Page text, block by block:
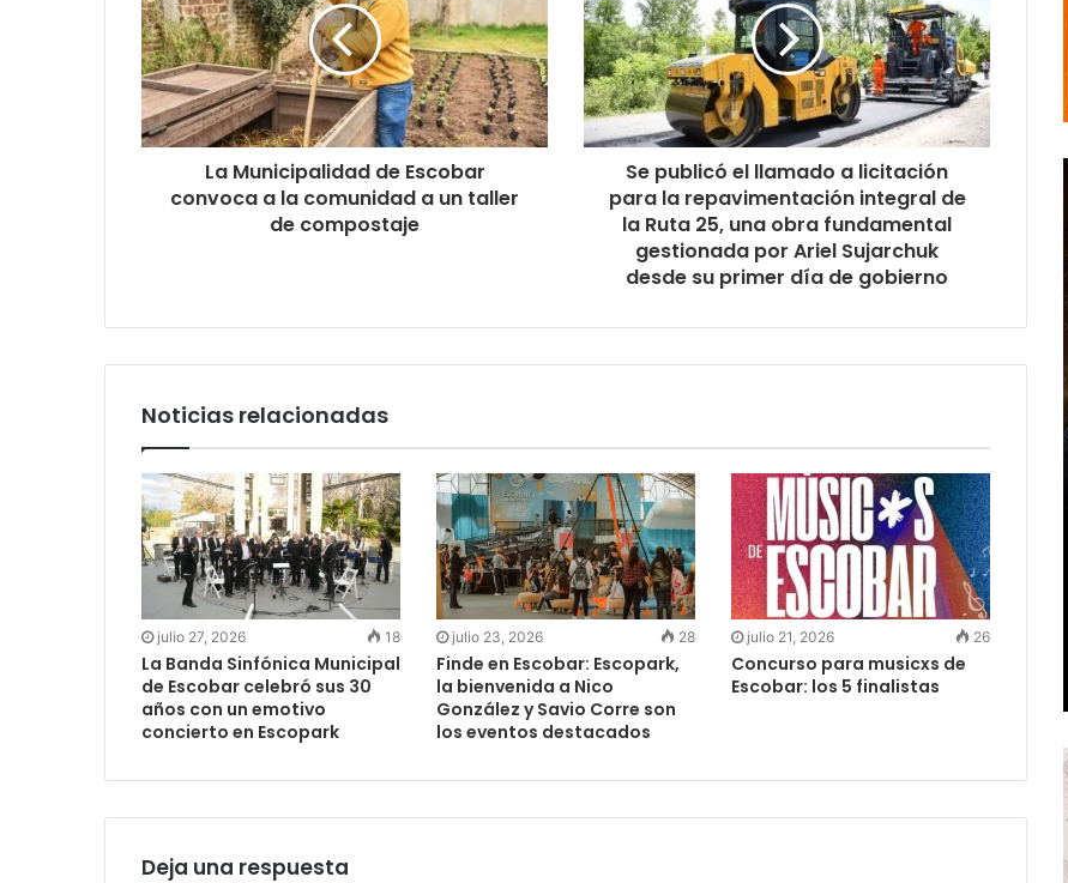
La Municipalidad de Escobar
convoca a la comunidad a un taller
de compostaje
Se publicó el llamado a licitación
para la repavimentación integral de
la Ruta 25, una obra fundamental
gestionada por Ariel Sujarchuk
desde su primer día de gobierno
Noticias relacionadas
julio 27, 2026 18
La Banda Sinfónica Municipal
de Escobar celebró sus 30
años con un emotivo
concierto en Escopark
julio 23, 2026 28
Finde en Escobar: Escopark,
la bienvenida a Nico
González y Savio Corre son
los eventos destacados
julio 21, 2026 26
Concurso para musicxs de
Escobar: los 5 finalistas
Deja una respuesta